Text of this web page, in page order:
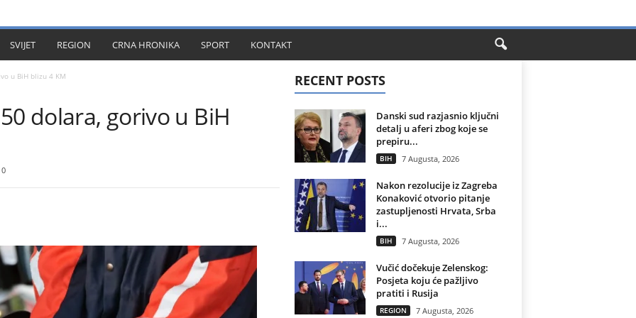
SVIJET REGION CRNA HRONIKA SPORT KONTAKT
u BiH blizu 4 KM
dolara, gorivo u BiH
0
RECENT POSTS
Danski sud razjasnio ključni
detalj u aferi zbog koje se
prepiru...
BIH 7 Augusta, 2026
Nakon rezolucije iz Zagreba
Konaković otvorio pitanje
zastupljenosti Hrvata, Srba
i...
BIH 7 Augusta, 2026
Vučić dočekuje Zelenskog:
Posjeta koju će pažljivo
pratiti i Rusija
REGION 7 Augusta, 2026